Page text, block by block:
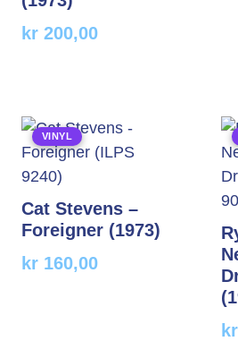
kr 200,00
VINYL
Cat Stevens –
Foreigner (1973)
kr 160,00
kr